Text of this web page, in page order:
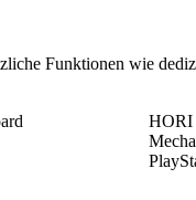
Funktionen wie
HORI